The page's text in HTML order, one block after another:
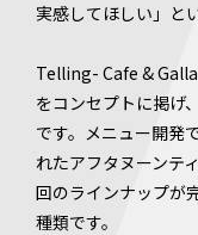
実感してほしい」と
Telling- Cafe &
をコンセプトに掲げ
です。メニュー開発
れたアフタヌーンテ
回のラインナップが
種類です。